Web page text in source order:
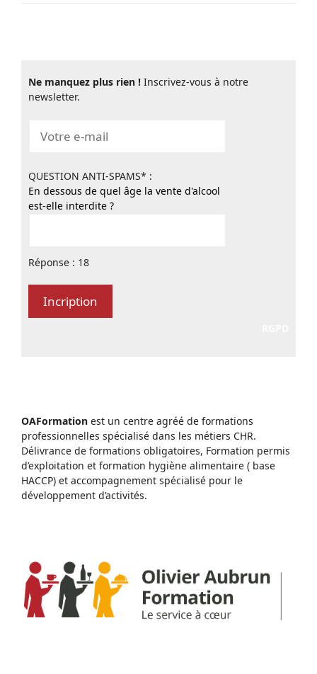
Ne manquez plus rien ! Inscrivez-vous à notre
newsletter.
QUESTION ANTI-SPAMS* :
En dessous de quel âge la vente d'alcool
est-elle interdite ?
Réponse : 18
OAFormation est un centre agréé de formations
professionnelles spécialisé dans les métiers CHR.
Délivrance de formations obligatoires, Formation permis
d’exploitation et formation hygiène alimentaire ( base
HACCP) et accompagnement spécialisé pour le
développement d’activités.